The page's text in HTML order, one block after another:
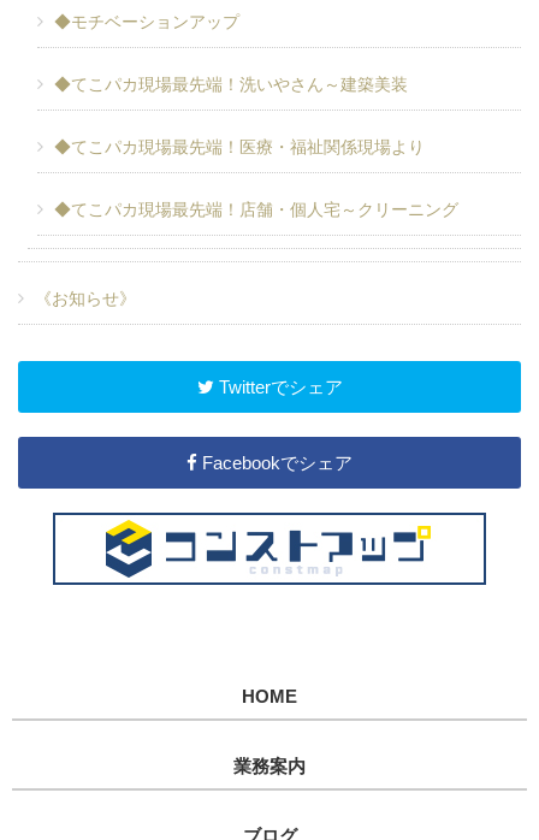
◆モチベーションアップ
◆てこパカ現場最先端！洗いやさん～建築美装
◆てこパカ現場最先端！医療・福祉関係現場より
◆てこパカ現場最先端！店舗・個人宅～クリーニング
《お知らせ》
Twitterでシェア
Facebookでシェア
HOME
業務案内